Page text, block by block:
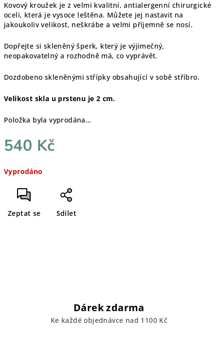
Kovový kroužek je z velmi kvalitní, antialergenní chirurgické
oceli, která je vysoce leštěna. Můžete jej nastavit na
jakoukoliv velikost, neškrábe a velmi příjemně se nosí.
Dopřejte si skleněný šperk, který je výjimečný,
neopakovatelný a rozhodně má, co vyprávět.
Dozdobeno skleněnými střípky obsahující v sobě stříbro.
Velikost skla u prstenu je 2 cm.
Položka byla vyprodána…
540 Kč
cena:
Vyprodáno
Zeptat se Sdílet
Dárek zdarma
Ke každé objednávce nad 1100 Kč